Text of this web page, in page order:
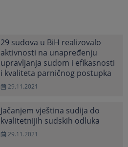
29 sudova u BiH realizovalo
aktivnosti na unapređenju
upravljanja sudom i efikasnosti
i kvaliteta parničnog postupka
29.11.2021
Jačanjem vještina sudija do
kvalitetnijih sudskih odluka
29.11.2021